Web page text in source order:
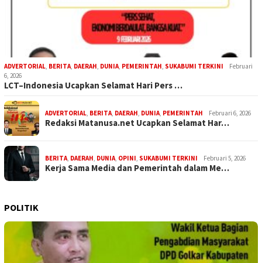
ADVERTORIAL, BERITA, DAERAH, DUNIA, PEMERINTAH, SUKABUMI TERKINI
Februari
6, 2026
LCT–Indonesia Ucapkan Selamat Hari Pers …
ADVERTORIAL, BERITA, DAERAH, DUNIA, PEMERINTAH Februari 6, 2026
Redaksi Matanusa.net Ucapkan Selamat Har…
BERITA, DAERAH, DUNIA, OPINI, SUKABUMI TERKINI Februari 5, 2026
Kerja Sama Media dan Pemerintah dalam Me…
POLITIK